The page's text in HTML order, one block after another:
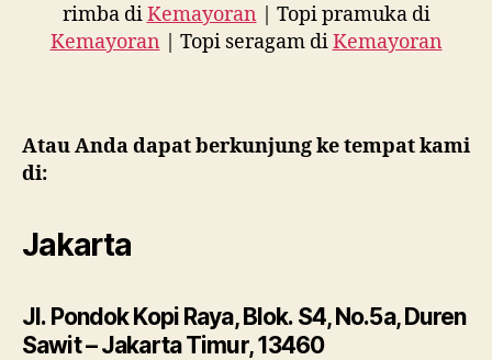
rimba diKemayoran | Topi pramuka di
Kemayoran | Topi seragam diKemayoran
Atau Anda dapat berkunjung ke tempat kami
di:
Jakarta
Jl. Pondok Kopi Raya, Blok. S4, No.5a, Duren
Sawit – Jakarta Timur, 13460